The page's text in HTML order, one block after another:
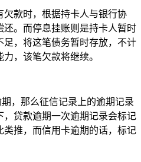
款时，根据持卡人与银行协
。而停息挂账则是持卡人暂时
，将这笔债务暂时存放，不计
，该笔欠款将继续。
，那么征信记录上的逾期记录
贷款逾期一次逾期记录会标记
类推，而信用卡逾期的话，标记